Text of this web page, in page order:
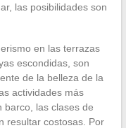
las posibilidades son
en las terrazas
escondidas, son
de la belleza de la
actividades más
barco, las clases de
resultar costosas. Por